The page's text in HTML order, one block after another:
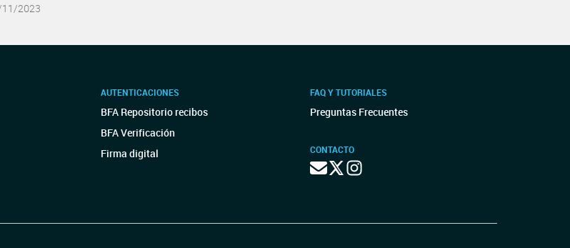
11/2023
AUTENTICACIONES
BFA Repositorio recibos
BFA Verificación
Firma digital
FAQ Y TUTORIALES
Preguntas Frecuentes
CONTACTO